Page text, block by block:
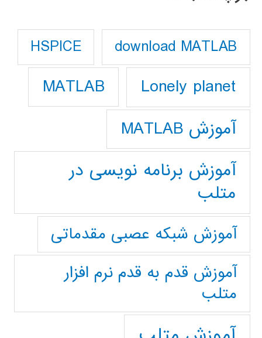
download MATLAB
HSPICE
Lonely planet
MATLAB
آموزش MATLAB
آموزش برنامه نویسی در
متلب
آموزش شبکه عصبی مقدماتی
آموزش قدم به قدم نرم افزار
متلب